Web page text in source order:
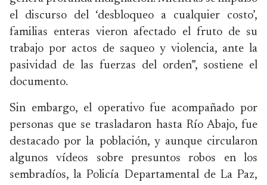
el discurso del ‘desbloqueo a cualquier costo’,
familias enteras vieron afectado el fruto de su
trabajo por actos de saqueo y violencia, ante la
pasividad de las fuerzas del orden”, sostiene el
documento.
Sin embargo, el operativo fue acompañado por
personas que se trasladaron hasta Río Abajo, fue
destacado por la población, y aunque circularon
algunos vídeos sobre presuntos robos en los
sembradíos, la Policía Departamental de La Paz,